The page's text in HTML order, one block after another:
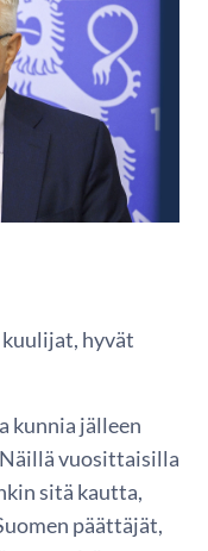
hyvät
kunnia jälleen
vuosittaisilla
sitä kautta,
päättäjät,